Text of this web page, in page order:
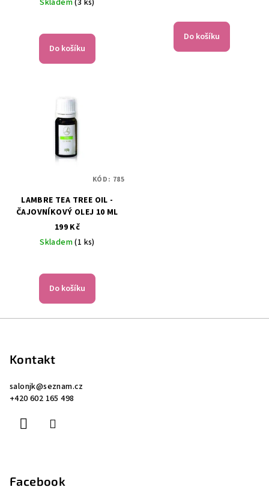
Skladem(3 ks)
Do košíku
Do košíku
LAMBRE TEA TREE OIL -
ČAJOVNÍKOVÝ OLEJ 10 ML
199 Kč
Skladem(1 ks)
Do košíku
KÓD: 785
Kontakt
salonjk@seznam.cz
+420 602 165 498
Facebook